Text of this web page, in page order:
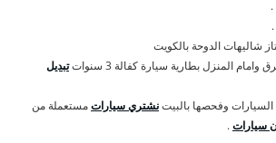
شاليهات الدوحة بالكويت
المنزل بطارية سيارة كفالة 3 سنوات
تبديل
وفحصها بالبيتنشتري سياراتمستعملة من
سيارات.